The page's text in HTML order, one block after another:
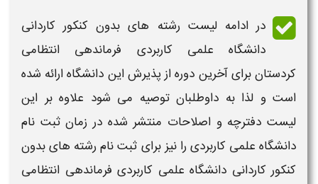
در ادامهلیست رشته های بدون کنکور کاردانی
دانشگاه علمی کاربردی فرماندهی انتظامی
کردستانبرای آخرین دوره از پذیرش این دانشگاهارائه شده
است و لذا به داوطلبان توصیه می شود علاوه بر این
لیست دفترچه و اصلاحات منتشر شده در زمان ثبت نام
دانشگاه علمی کاربردی را نیز برای ثبت نام رشته های بدون
کنکور کاردانی دانشگاه علمی کاربردی فرماندهی انتظامی